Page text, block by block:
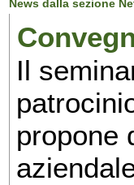
News dalla sezione
Il
propone